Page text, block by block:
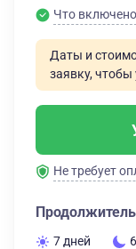
Что
Даты и
заявку,
Не требует
7 дней